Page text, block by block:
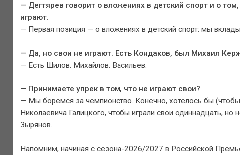
— Дегтярев говорит о вложениях в детский спорт и о
играют.
— Первая позиция — о вложениях в детский спорт: мы
— Да, но свои не играют. Есть Кондаков, был Михаил
— Есть Шилов. Михайлов. Васильев.
— Принимаете упрек в том, что не играют свои?
— Мы боремся за чемпионство. Конечно, хотелось бы
Николаевича Галицкого, чтобы играли свои одиннадцать, но
Зырянов.
Напомним, начиная с сезона-2026/2027 в Российской